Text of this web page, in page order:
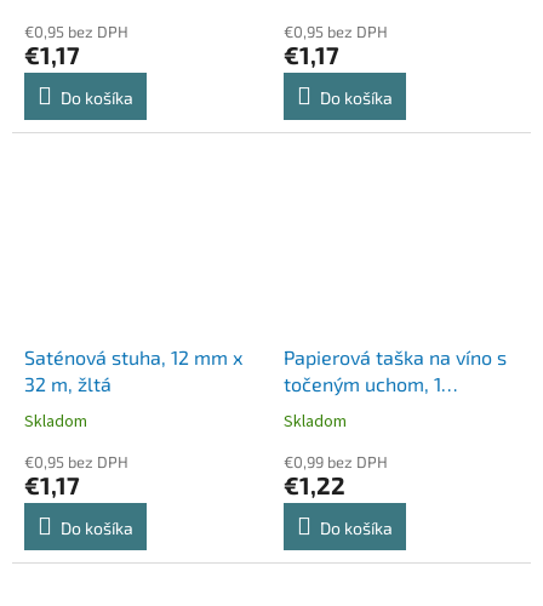
€0,95 bez DPH
€1,17
Do košíka
€0,95 bez DPH
€1,17
Do košíka
Saténová stuha, 12 mm x
32 m, žltá
Skladom
€0,95 bez DPH
€1,17
Do košíka
Papierová taška na víno s
točeným uchom, 1
priehradka, prírodná
Skladom
€0,99 bez DPH
€1,22
Do košíka